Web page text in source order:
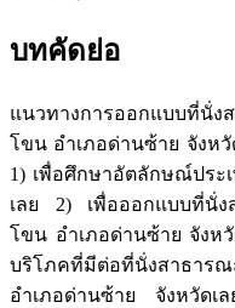
บทคัดย่อ
แนวทางการออกแบบที่นั่
โขน อำเภอด่านซ้าย จังห
1) เพื่อศึกษาอัตลักษณ์ประ
เลย 2) เพื่อออกแบบที่นั่ง
โขน อำเภอด่านซ้าย จังห
บริโภคที่มีต่อที่นั่งสาธาร
อำเภอด่านซ้าย จังหวัด